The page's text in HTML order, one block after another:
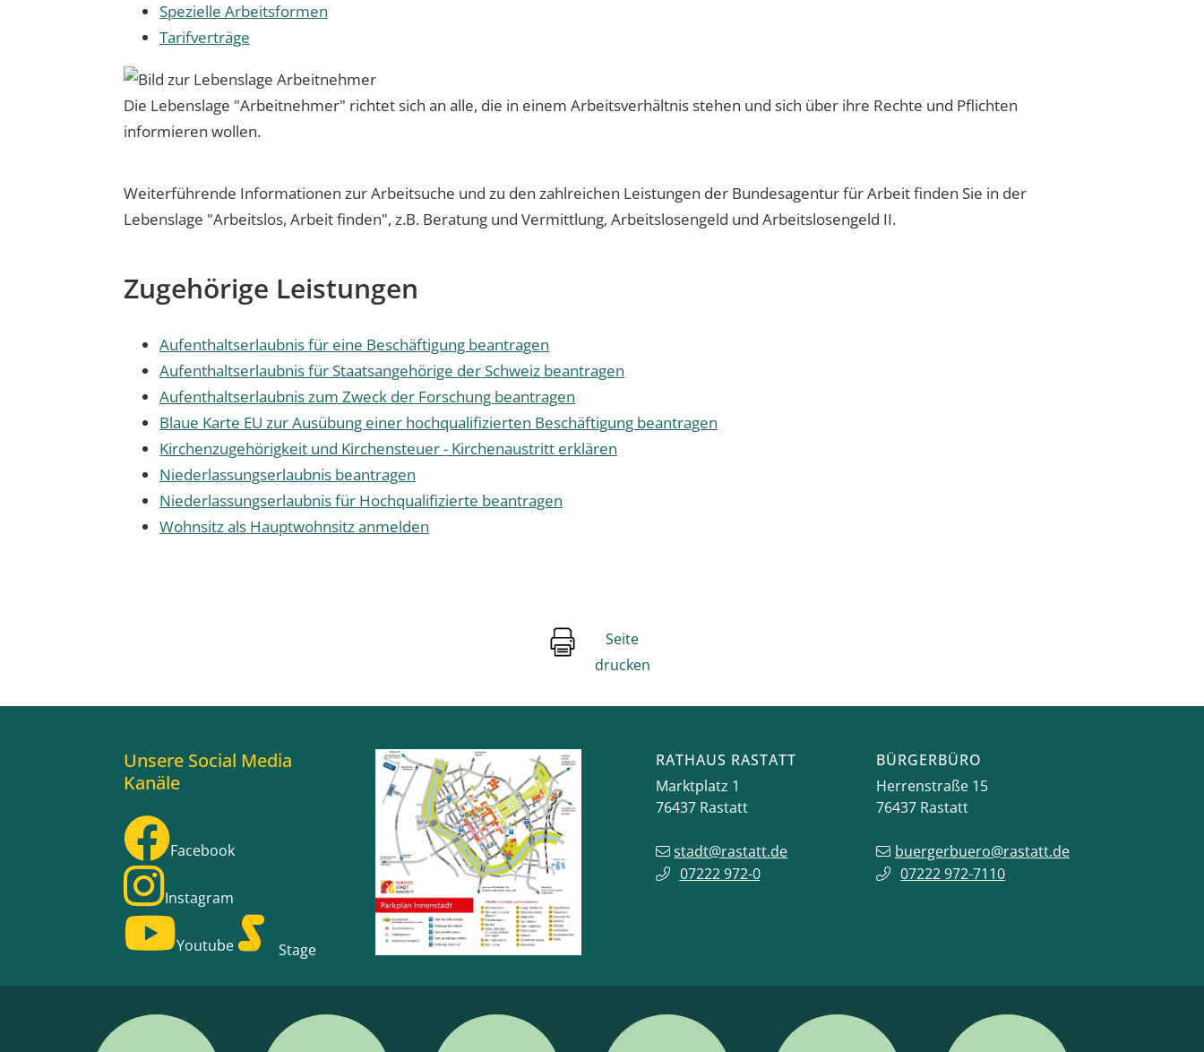
Spezielle Arbeitsformen
Tarifverträge
Die Lebenslage "Arbeitnehmer" richtet sich an alle, die in einem Arbeitsverhältnis stehen und sich über ihre Rechte und Pflichten
informieren wollen.
Weiterführende Informationen zur Arbeitsuche und zu den zahlreichen Leistungen der Bundesagentur für Arbeit finden Sie in der
Lebenslage "Arbeitslos, Arbeit finden", z.B. Beratung und Vermittlung, Arbeitslosengeld und Arbeitslosengeld II.
Zugehörige Leistungen
Aufenthaltserlaubnis für eine Beschäftigung beantragen
Aufenthaltserlaubnis für Staatsangehörige der Schweiz beantragen
Aufenthaltserlaubnis zum Zweck der Forschung beantragen
Blaue Karte EU zur Ausübung einer hochqualifizierten Beschäftigung beantragen
Kirchenzugehörigkeit und Kirchensteuer - Kirchenaustritt erklären
Niederlassungserlaubnis beantragen
Niederlassungserlaubnis für Hochqualifizierte beantragen
Wohnsitz als Hauptwohnsitz anmelden
Seite
drucken
Unsere Social Media
Kanäle
Facebook
Instagram
Youtube Stage
RATHAUS RASTATT
Marktplatz 1
76437 Rastatt
stadt@rastatt.de
07222 972-0
BÜRGERBÜRO
Herrenstraße 15
76437 Rastatt
buergerbuero@rastatt.de
07222 972-7110